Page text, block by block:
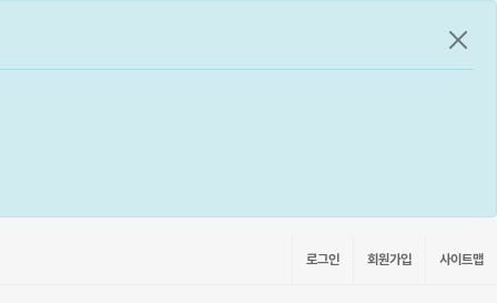
공지
로그인 회원가입 사이트맵